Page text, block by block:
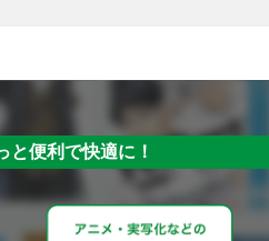
と便利で快適に！